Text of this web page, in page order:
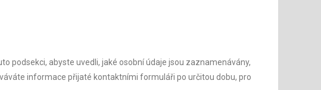
podsekci, abyste uvedli, jaké osobní údaje jsou zaznamenávány,
informace přijaté kontaktními formuláři po určitou dobu, pro